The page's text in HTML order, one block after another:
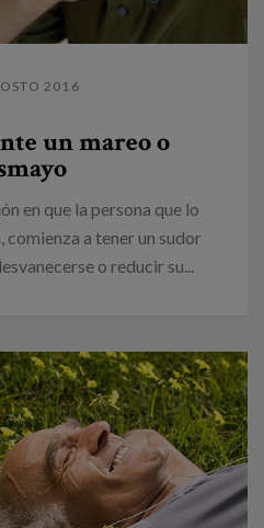
2016
un mareo o
en que la persona que lo
comienza a tener un sudor
o reducir su...